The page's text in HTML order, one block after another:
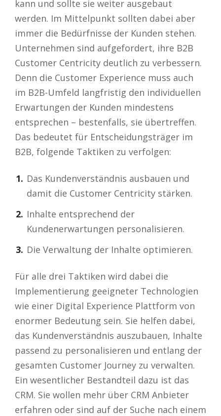
kann und sollte sie weiter ausgebaut
werden. Im Mittelpunkt sollten dabei aber
immer die Bedürfnisse der Kunden stehen.
Unternehmen sind aufgefordert, ihre B2B
Customer Centricity deutlich zu verbessern.
Denn die Customer Experience muss auch
im B2B-Umfeld langfristig den individuellen
Erwartungen der Kunden mindestens
entsprechen – bestenfalls, sie übertreffen.
Das bedeutet für Entscheidungsträger im
B2B, folgende Taktiken zu verfolgen:
Das Kundenverständnis ausbauen und
damit die Customer Centricity stärken.
Inhalte entsprechend der
Kundenerwartungen personalisieren.
Die Verwaltung der Inhalte optimieren.
Für alle drei Taktiken wird dabei die
Implementierung geeigneter Technologien
wie einer Digital Experience Plattform von
enormer Bedeutung sein. Sie helfen dabei,
das Kundenverständnis auszubauen, Inhalte
passend zu personalisieren und entlang der
gesamten Customer Journey zu verwalten.
Ein wesentlicher Bestandteil dazu ist das
CRM. Sie wollen mehr über CRM Anbieter
erfahren oder sind auf der Suche nach einem